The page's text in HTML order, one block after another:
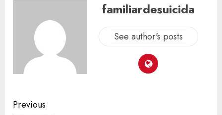
familiardesuicida
See author's posts
Previous